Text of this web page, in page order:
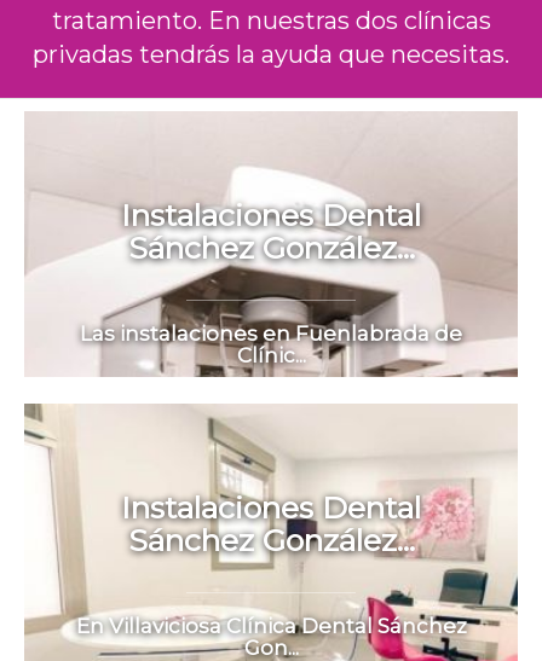
tratamiento. En nuestras dos clínicas
privadas tendrás la ayuda que necesitas.
Instalaciones Dental
Sánchez González...
Las instalaciones en Fuenlabrada de
Clínic...
Instalaciones Dental
Sánchez González...
En Villaviciosa Clínica Dental Sánchez
Gon...